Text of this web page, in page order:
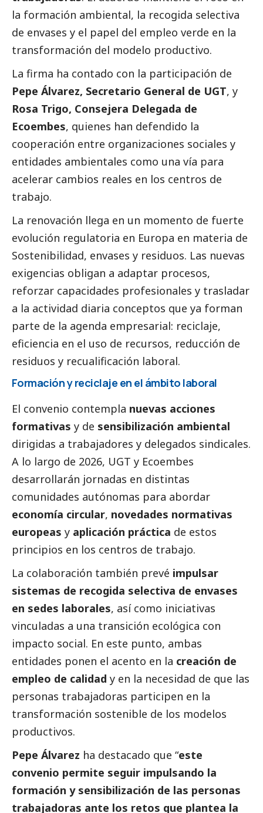
la formación ambiental, la recogida selectiva
de envases y el papel del empleo verde en la
transformación del modelo productivo.
La firma ha contado con la participación de
Pepe Álvarez, Secretario General de UGT, y
Rosa Trigo, Consejera Delegada de
Ecoembes, quienes han defendido la
cooperación entre organizaciones sociales y
entidades ambientales como una vía para
acelerar cambios reales en los centros de
trabajo.
La renovación llega en un momento de fuerte
evolución regulatoria en Europa en materia de
Sostenibilidad, envases y residuos. Las nuevas
exigencias obligan a adaptar procesos,
reforzar capacidades profesionales y trasladar
a la actividad diaria conceptos que ya forman
parte de la agenda empresarial: reciclaje,
eficiencia en el uso de recursos, reducción de
residuos y recualificación laboral.
Formación y reciclaje en el ámbito laboral
El convenio contempla nuevas acciones
formativas y de sensibilización ambiental
dirigidas a trabajadores y delegados sindicales.
A lo largo de 2026, UGT y Ecoembes
desarrollarán jornadas en distintas
comunidades autónomas para abordar
economía circular, novedades normativas
europeas y aplicación práctica de estos
principios en los centros de trabajo.
La colaboración también prevé impulsar
sistemas de recogida selectiva de envases
en sedes laborales, así como iniciativas
vinculadas a una transición ecológica con
impacto social. En este punto, ambas
entidades ponen el acento en la creación de
empleo de calidad y en la necesidad de que las
personas trabajadoras participen en la
transformación sostenible de los modelos
productivos.
Pepe Álvarez ha destacado que “este
convenio permite seguir impulsando la
formación y sensibilización de las personas
trabajadoras ante los retos que plantea la